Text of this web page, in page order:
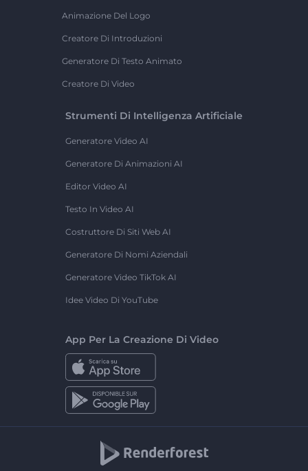
Animazione Del Logo
Creatore Di Introduzioni
Generatore Di Testo Animato
Creatore Di Video
Strumenti Di Intelligenza Artificiale
Generatore Video AI
Generatore Di Animazioni AI
Editor Video AI
Testo In Video AI
Costruttore Di Siti Web AI
Generatore Di Nomi Aziendali
Generatore Video TikTok AI
Idee Video Di YouTube
App Per La Creazione Di Video